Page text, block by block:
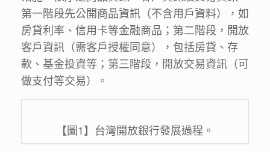
第一階段先公開商品資訊（不含用戶資料），如
房貸利率、信用卡等金融商品；第二階段，開放
客戶資訊（需客戶授權同意），包括房貸、存
款、基金投資等；第三階段，開放交易資訊（可
做支付等交易）。
【圖1】台灣開放銀行發展過程。